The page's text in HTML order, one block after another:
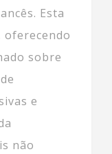
Esta
sobre
e
não